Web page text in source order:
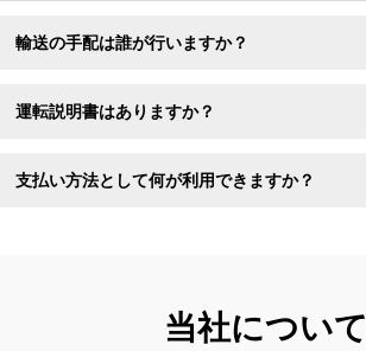
輸送の手配は誰が行いますか？
運転説明書はありますか？
支払い方法として何が利用できますか？
当社について